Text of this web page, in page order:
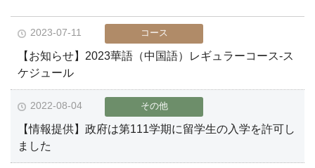
2023-07-11 コース
【お知らせ】2023華語（中国語）レギュラーコース-ス
ケジュール
2022-08-04 その他
【情報提供】政府は第111学期に留学生の入学を許可し
ました